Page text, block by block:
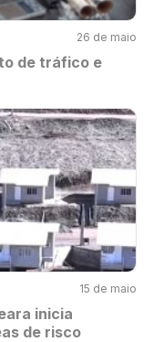
26 de maio
de tráfico e
15 de maio
inicia
de risco